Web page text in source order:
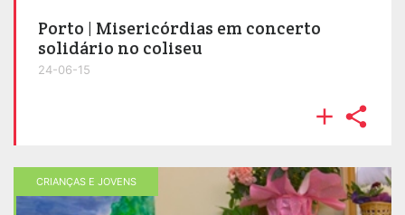
Porto | Misericórdias em concerto
solidário no coliseu
24-06-15
 
CRIANÇAS E JOVENS